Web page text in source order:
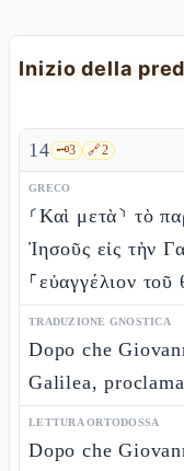
14 🗝️3 🔗2
GRECO
⸂Καὶ μετὰ⸃ τὸ
Ἰησοῦς εἰς τὴν
⸀εὐαγγέλιον τοῦ
TRADUZIONE GNOSTICA
Dopo che
Galilea,
LETTURA ORTODOSSA
Dopo che